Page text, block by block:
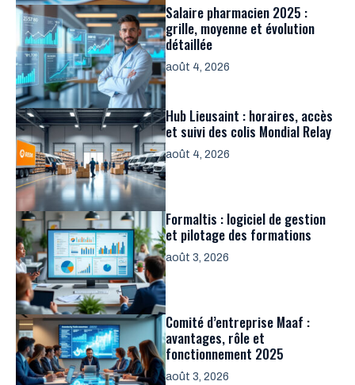
Salaire pharmacien 2025 :
grille, moyenne et évolution
détaillée
août 4, 2026
Hub Lieusaint : horaires, accès
et suivi des colis Mondial Relay
août 4, 2026
Formaltis : logiciel de gestion
et pilotage des formations
août 3, 2026
Comité d’entreprise Maaf :
avantages, rôle et
fonctionnement 2025
août 3, 2026